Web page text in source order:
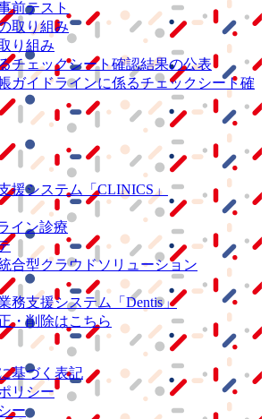
前テスト
取り組み
り組み
チェックシート確認結果の公表
ガイドラインに係るチェックシート確
援システム
「CLINICS」
イン診療
合型クラウドソリューション
務支援システム
「Dentis」
・削除はこちら
基づく表記
リシー
ー